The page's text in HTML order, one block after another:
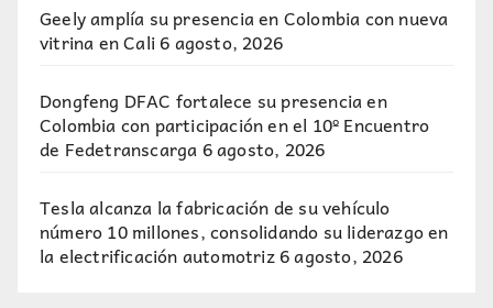
Geely amplía su presencia en Colombia con nueva
vitrina en Cali 6 agosto, 2026
Dongfeng DFAC fortalece su presencia en
Colombia con participación en el 10º Encuentro
de Fedetranscarga6 agosto, 2026
Tesla alcanza la fabricación de su vehículo
número 10 millones, consolidando su liderazgo en
la electrificación automotriz6 agosto, 2026